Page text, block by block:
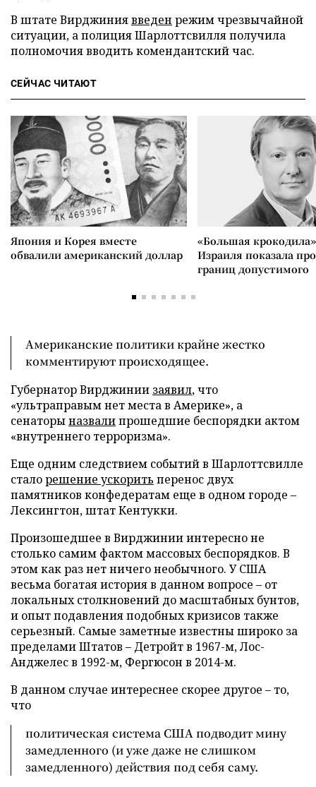
В штате Вирджиниявведен режим чрезвычайной
ситуации, а полиция Шарлоттсвилля получила
полномочия вводить комендантский час.
СЕЙЧАС ЧИТАЮТ
Япония и Корея вместе
обвалили американский доллар
«Большая
Израиля показала
границ допустимого
Американские политики крайне жестко
комментируют происходящее.
Губернатор Вирджинии заявил, что
«ультраправым нет места в Америке», а
сенаторыназвалипрошедшие беспорядки актом
«внутреннего терроризма».
Еще одним следствием событий в Шарлоттсвилле
сталорешение ускорить перенос двух
памятников конфедератам еще в одном городе –
Лексингтон, штат Кентукки.
Произошедшее в Вирджинии интересно не
столько самим фактом массовых беспорядков. В
этом как раз нет ничего необычного. У США
весьма богатая история в данном вопросе – от
локальных столкновений до масштабных бунтов,
и опыт подавления подобных кризисов также
серьезный. Самые заметные известны широко за
пределами Штатов – Детройт в 1967-м, Лос-
Анджелес в 1992-м, Фергюсон в 2014-м.
В данном случае интереснее скорее другое – то,
что
политическая система США подводит мину
замедленного (и уже даже не слишком
замедленного) действия под себя саму.